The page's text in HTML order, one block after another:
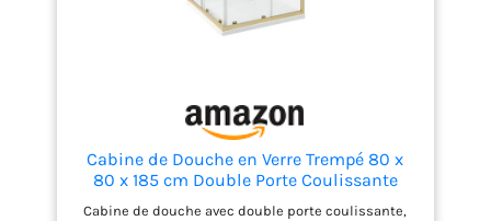
Cabine de Douche en Verre Trempé 80 x
80 x 185 cm Double Porte Coulissante
Doré Tela
Cabine de douche avec double porte coulissante,